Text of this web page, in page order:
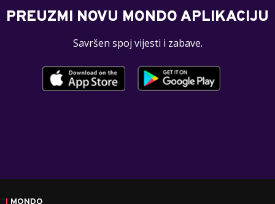
PREUZMI NOVU MONDO APLIKACIJU
Savršen spoj vijesti i zabave.